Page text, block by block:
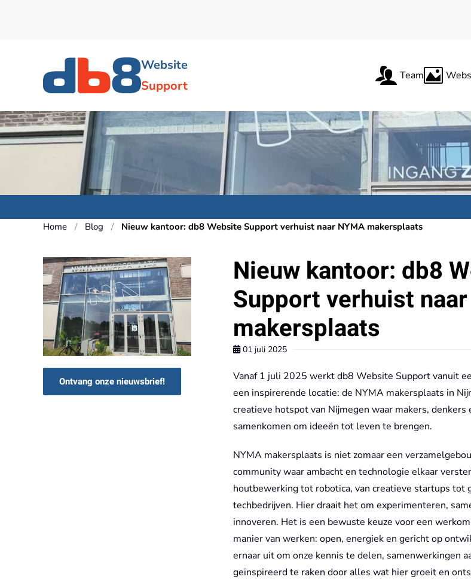
Website
Support
Team
Home Blog Nieuw kantoor: db8 Website Support verhuist naar NYMA makersplaats
Ontvang onze nieuwsbrief!
Nieuw kantoor: db8
Support verhuist
makersplaats
01 juli 2025
Vanaf 1 juli 2025 werkt db8 Website Support vanuit
een inspirerende locatie: de NYMA makersplaats in
creatieve hotspot van Nijmegen waar makers, denkers
samenkomen om ideeën tot leven te brengen.
NYMA makersplaats is niet zomaar een
community waar ambacht en technologie elkaar
houtbewerking tot robotica, van creatieve startups tot
techbedrijven. Hier draait het om experimenteren,
innoveren. Het is een bewuste keuze voor een
manier van werken: open, energiek en gericht op
ernaar uit om onze kennis te delen, samenwerkingen
geïnspireerd te raken door alles wat hier groeit en